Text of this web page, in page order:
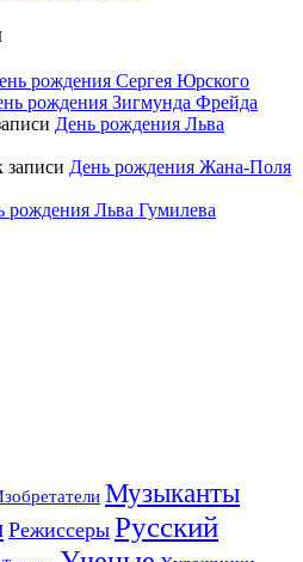
рождения Сергея Юрского
рождения Зигмунда Фрейда
День рождения Льва
записи День рождения Жана-Поля
рождения Льва Гумилева
Музыканты
Режиссеры Русский